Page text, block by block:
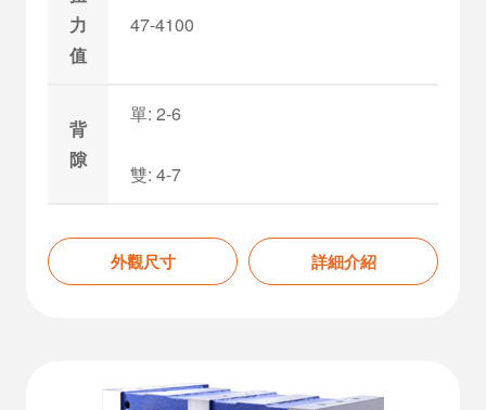
力
值
47-4100
背
隙
單: 2-6
雙: 4-7
外觀尺寸 詳細介紹